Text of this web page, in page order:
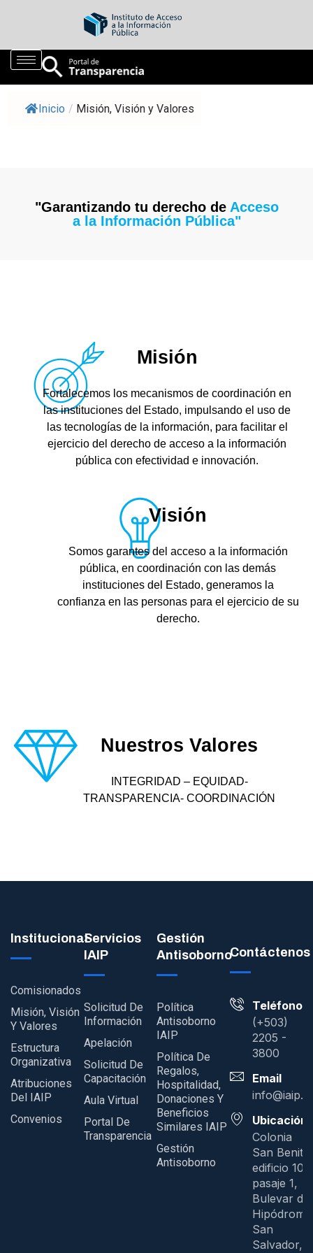
Inicio / Misión, Visión y Valores
"Garantizando tu derecho de Acceso
a la Información Pública"
Misión
Fortalecemos los mecanismos de coordinación en
las instituciones del Estado, impulsando el uso de
las tecnologías de la información, para facilitar el
ejercicio del derecho de acceso a la información
pública con efectividad e innovación.
Visión
Somos garantes del acceso a la información
pública, en coordinación con las demás
instituciones del Estado, generamos la
confianza en las personas para el ejercicio de su
derecho.
Nuestros Valores
INTEGRIDAD – EQUIDAD-
TRANSPARENCIA- COORDINACIÓN
Institucional
Comisionados
Misión, Visión
Y Valores
Estructura
Organizativa
Atribuciones
Del IAIP
Convenios
Servicios
IAIP
Solicitud De
Información
Apelación
Solicitud De
Capacitación
Aula Virtual
Portal De
Transparencia
Gestión
Antisoborno
Política
Antisoborno
IAIP
Política De
Regalos,
Hospitalidad,
Donaciones Y
Beneficios
Similares IAIP
Gestión
Antisoborno
Contáctenos
Teléfono
(+503)
2205 -
3800
Email
Ubicación
Colonia
San Benito,
edificio
pasaje 1,
Bulevar del
San
Salvador,